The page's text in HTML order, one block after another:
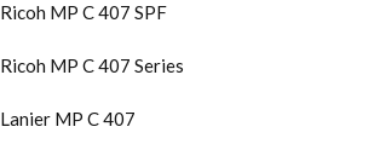
Ricoh MP C 407 SPF
Ricoh MP C 407 Series
Lanier MP C 407